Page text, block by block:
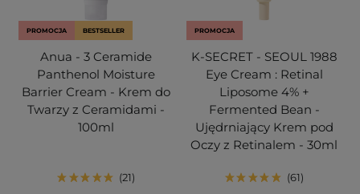
PROMOCJA BESTSELLER
Anua - 3 Ceramide
Panthenol Moisture
Barrier Cream - Krem do
Twarzy z Ceramidami -
100ml
21
PROMOCJA
K-SECRET - SEOUL 1988
Eye Cream : Retinal
Liposome 4% +
Fermented Bean -
Ujędrniający Krem pod
Oczy z Retinalem - 30ml
61